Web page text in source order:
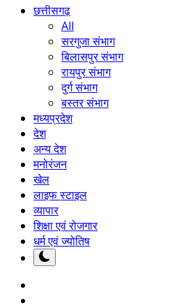
छत्तीसगढ़
All
सरगुजा संभाग
बिलासपुर संभाग
रायपुर संभाग
दुर्ग संभाग
बस्तर संभाग
मध्यप्रदेश
देश
अन्य देश
मनोरंजन
खेल
लाइफ स्टाइल
व्यापार
शिक्षा एवं रोजगार
धर्म एवं ज्योतिष